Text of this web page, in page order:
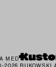
MED
2026 BUKOWSKI